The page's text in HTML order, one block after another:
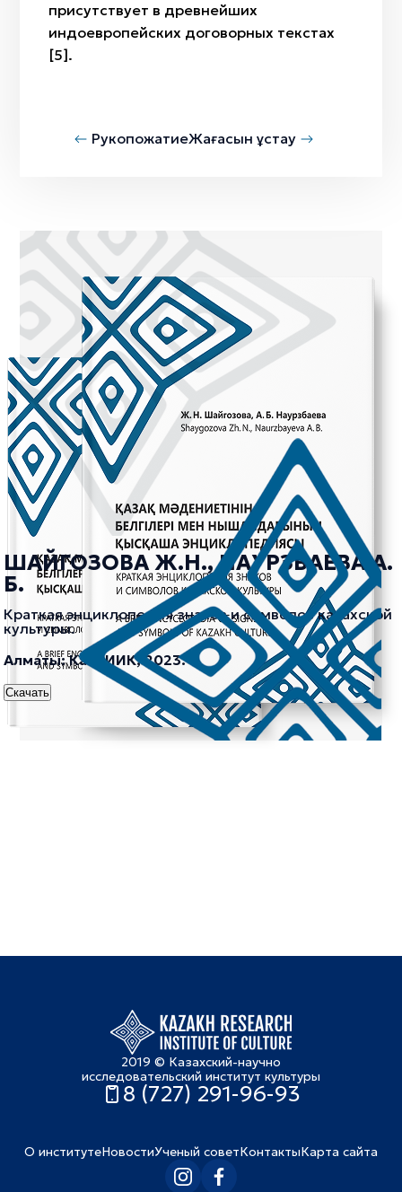
присутствует в древнейших
индоевропейских договорных текстах
[5].
РукопожатиеЖағасын ұстау
ШАЙГОЗОВА Ж.Н., НАУРЗБАЕВА А.
Б.
Краткая энциклопедия знаков и символов казахской
культуры.
Алматы: КазНИИК, 2023.
Скачать
2019 © Казахский-научно
исследовательский институт культуры
8 (727) 291-96-93
О институтеНовостиУченый советКонтактыКарта сайта